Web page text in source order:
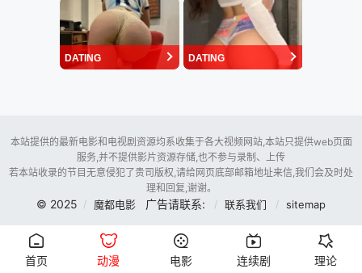
DATING DATING
本站提供的最新电影和电视剧资源均系收集于各大视频网站,本站只提供web页面
服务,并不提供影片资源存储,也不参与录制、上传
若本站收录的节目无意侵犯了贵司版权,请给网页底部邮箱地址来信,我们会及时处
理和回复,谢谢。
© 2025 魔都电影 广告请联系: 联系我们 sitemap
首页 动漫 电影 连续剧 理论